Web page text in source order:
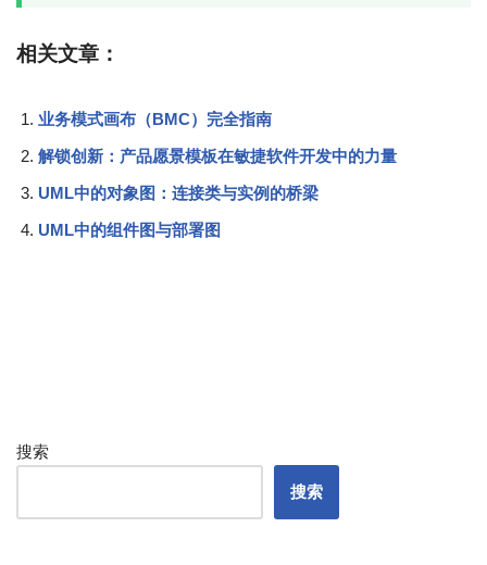
相关文章：
业务模式画布（BMC）完全指南
解锁创新：产品愿景模板在敏捷软件开发中的力量
UML中的对象图：连接类与实例的桥梁
UML中的组件图与部署图
搜索
搜索